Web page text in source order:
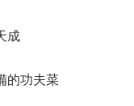
成
的功夫菜